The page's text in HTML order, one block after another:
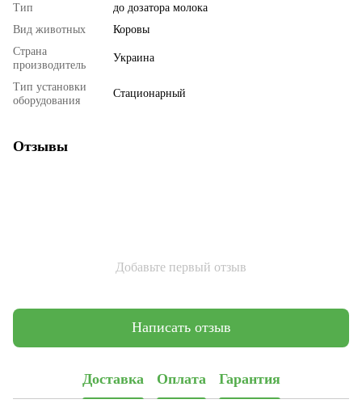
Тип
до дозатора молока
Вид животных
Коровы
Страна
производитель
Украина
Тип установки
оборудования
Стационарный
Отзывы
Добавьте первый отзыв
Написать отзыв
Доставка Оплата Гарантия